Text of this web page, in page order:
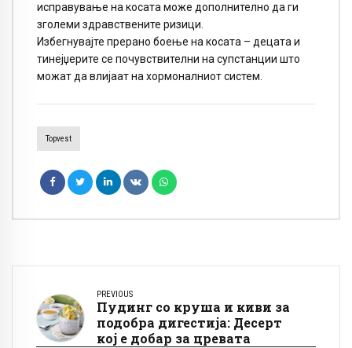
исправување на косата може дополнително да ги
зголеми здравствените ризици.
Избегнувајте прерано боење на косата – децата и
тинејџерите се почувствителни на супстанции што
можат да влијаат на хормоналниот систем.
Topvest
PREVIOUS
Пудинг со круша и киви за
подобра дигестија: Десерт
кој е добар за цревата